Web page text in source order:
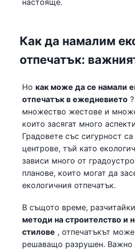
настояще.
Как да намалим
отпечатък:
Но как може да се намали
отпечатък в ежедневието
множество жестове и
които засягат много
Градовете със сигурност
центрове, тъй като
зависи много от
планове, които могат да
екологичния отпечатък.
В същото време,
методи на строителство и
стилове , отпечатъкът
решаващо разрушен. Важно